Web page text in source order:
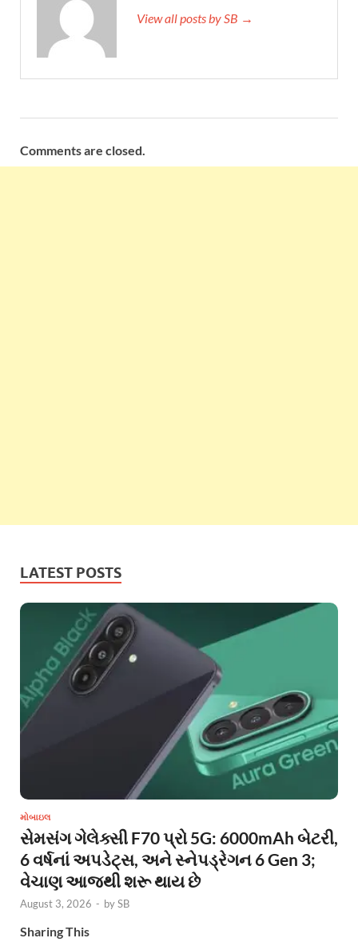
View all posts by SB →
Comments are closed.
LATEST POSTS
મોબાઇલ
સેમસંગ ગેલેક્સી F70 પ્રો 5G: 6000mAh બેટરી,
6 વર્ષનાં અપડેટ્સ, અને સ્નેપડ્રેગન 6 Gen 3;
વેચાણ આજથી શરૂ થાય છે
August 3, 2026 - bySB
Sharing This